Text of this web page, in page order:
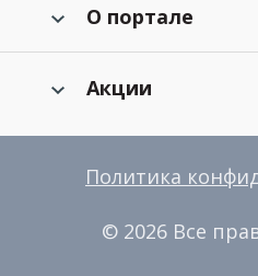
О портале
Акции
Политика
© 2026 Все